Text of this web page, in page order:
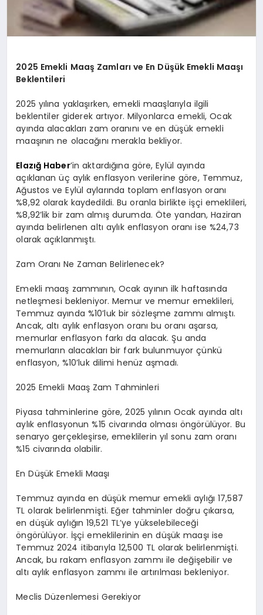
2025 Emekli Maaş Zamları ve En Düşük Emekli Maaşı
Beklentileri
2025 yılına yaklaşırken, emekli maaşlarıyla ilgili
beklentiler giderek artıyor. Milyonlarca emekli, Ocak
ayında alacakları zam oranını ve en düşük emekli
maaşının ne olacağını merakla bekliyor.
Elazığ Haber’in aktardığına göre, Eylül ayında
açıklanan üç aylık enflasyon verilerine göre, Temmuz,
Ağustos ve Eylül aylarında toplam enflasyon oranı
%8,92 olarak kaydedildi. Bu oranla birlikte işçi emeklileri,
%8,92’lik bir zam almış durumda. Öte yandan, Haziran
ayında belirlenen altı aylık enflasyon oranı ise %24,73
olarak açıklanmıştı.
Zam Oranı Ne Zaman Belirlenecek?
Emekli maaş zammının, Ocak ayının ilk haftasında
netleşmesi bekleniyor. Memur ve memur emeklileri,
Temmuz ayında %10’luk bir sözleşme zammı almıştı.
Ancak, altı aylık enflasyon oranı bu oranı aşarsa,
memurlar enflasyon farkı da alacak. Şu anda
memurların alacakları bir fark bulunmuyor çünkü
enflasyon, %10’luk dilimi henüz aşmadı.
2025 Emekli Maaş Zam Tahminleri
Piyasa tahminlerine göre, 2025 yılının Ocak ayında altı
aylık enflasyonun %15 civarında olması öngörülüyor. Bu
senaryo gerçekleşirse, emeklilerin yıl sonu zam oranı
%15 civarında olabilir.
En Düşük Emekli Maaşı
Temmuz ayında en düşük memur emekli aylığı 17,587
TL olarak belirlenmişti. Eğer tahminler doğru çıkarsa,
en düşük aylığın 19,521 TL’ye yükselebileceği
öngörülüyor. İşçi emeklilerinin en düşük maaşı ise
Temmuz 2024 itibarıyla 12,500 TL olarak belirlenmişti.
Ancak, bu rakam enflasyon zammı ile değişebilir ve
altı aylık enflasyon zammı ile artırılması bekleniyor.
Meclis Düzenlemesi Gerekiyor